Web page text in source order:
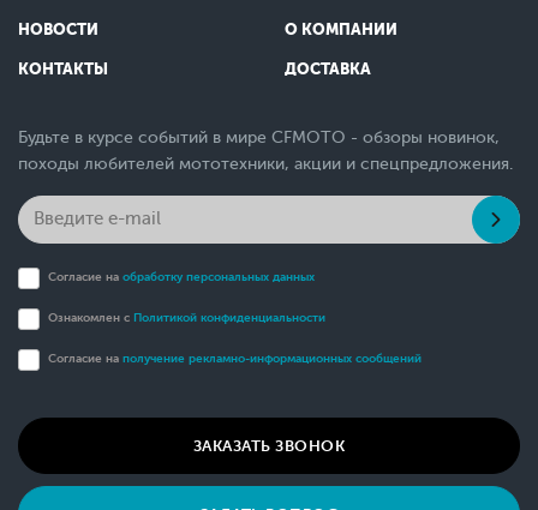
НОВОСТИ О КОМПАНИИ
КОНТАКТЫ ДОСТАВКА
Будьте в курсе событий в мире CFMOTO - обзоры новинок,
походы любителей мототехники, акции и спецпредложения.
Согласие на обработку персональных данных
Ознакомлен с Политикой конфиденциальности
Согласие на получение рекламно-информационных сообщений
ЗАКАЗАТЬ ЗВОНОК